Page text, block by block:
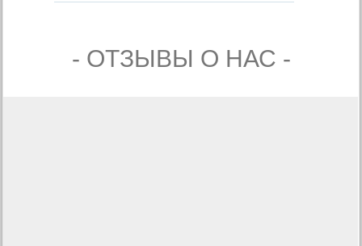
- ОТЗЫВЫ О НАС -